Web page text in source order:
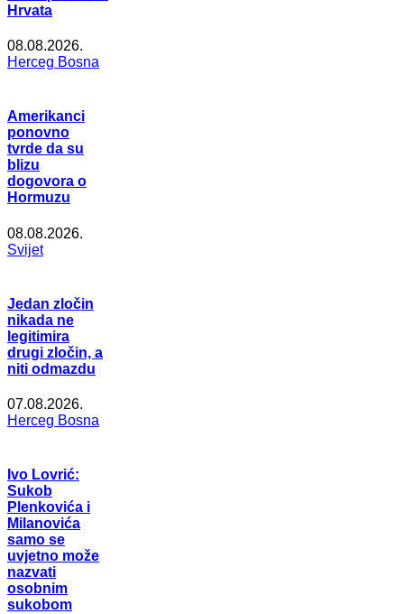
Hrvata
08.08.2026.
Herceg Bosna
Amerikanci
ponovno
tvrde da su
blizu
dogovora o
Hormuzu
08.08.2026.
Svijet
Jedan zločin
nikada ne
legitimira
drugi zločin, a
niti odmazdu
07.08.2026.
Herceg Bosna
Ivo Lovrić:
Sukob
Plenkovića i
Milanovića
samo se
uvjetno može
nazvati
osobnim
sukobom